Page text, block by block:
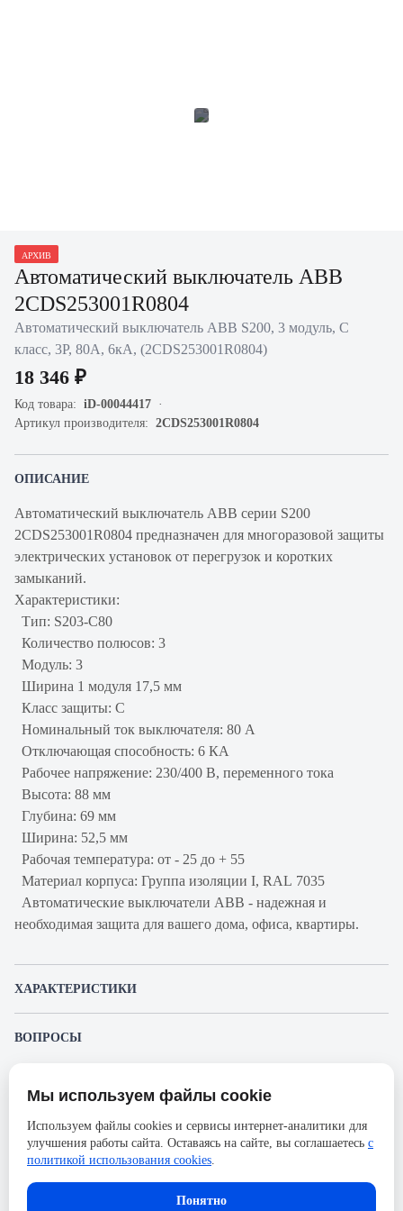
АРХИВ
Автоматический выключатель ABB
2CDS253001R0804
Автоматический выключатель ABB S200, 3 модуль, C
класс, 3P, 80А, 6кА, (2CDS253001R0804)
18 346 ₽
Код товара: iD-00044417
Артикул производителя: 2CDS253001R0804
ОПИСАНИЕ
Автоматический выключатель ABB серии S200
2CDS253001R0804 предназначен для многоразовой защиты
электрических установок от перегрузок и коротких
замыканий.
Характеристики:
Тип: S203-C80
Количество полюсов: 3
Модуль: 3
Ширина 1 модуля 17,5 мм
Класс защиты: С
Номинальный ток выключателя: 80 А
Отключающая способность: 6 КА
Рабочее напряжение: 230/400 В, переменного тока
Высота: 88 мм
Глубина: 69 мм
Ширина: 52,5 мм
Рабочая температура: от - 25 до + 55
Материал корпуса: Группа изоляции I, RAL 7035
Автоматические выключатели ABB - надежная и
необходимая защита для вашего дома, офиса, квартиры.
ХАРАКТЕРИСТИКИ
Производитель
Серия
S200
Номинальный ток
Напряжение, В
400
ВОПРОСЫ
Пожалуйста, авторизуйтесь, чтобы иметь
возможность оставлять вопросы.
Представленные изображения и характеристики могут отличаться от реального
без предварительного уведомления. Компания АйДистрибьют не несёт
ответственности в случае не соответствия текущей модели товаров фотографиям,
размещённым в карточке товара.
Мы используем файлы cookie
Используем файлы cookies и сервисы интернет-аналитики для
улучшения работы сайта. Оставаясь на сайте, вы соглашаетесь с
политикой использования cookies.
Понятно